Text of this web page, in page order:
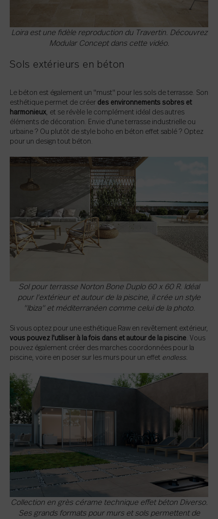
Loira est une fidèle reproduction du Travertin. Découvrez
Modular Concept dans cette vidéo.
Sols extérieurs en béton
Le béton est également un "must" pour les sols de terrasse. Son
esthétique permet de créer des environnements sobres et
harmonieux, et se révèle le complément idéal des autres
éléments de décoration. Envie d'une terrasse industrielle ou
urbaine ? Ou plutôt de style boho en béton effet sablé ? Optez
pour un design tout béton.
Sol pour terrasse Norton Bone Duplo 60 x 60 R. Idéal
pour l'extérieur et autour de la piscine, il crée un style
"Ibiza" et méditerranéen comme celui de la photo.
Si vous optez pour une esthétique Raw en revêtement extérieur,
vous pouvez l'utiliser à la fois dans et autour de la piscine . Vous
pouvez également créer des marches coordonnées pour la
piscine, voire en poser sur les murs pour un effet endless.
Collection en grès cérame technique effet béton Diverso.
Ses grands formats pour murs et sols permettent de